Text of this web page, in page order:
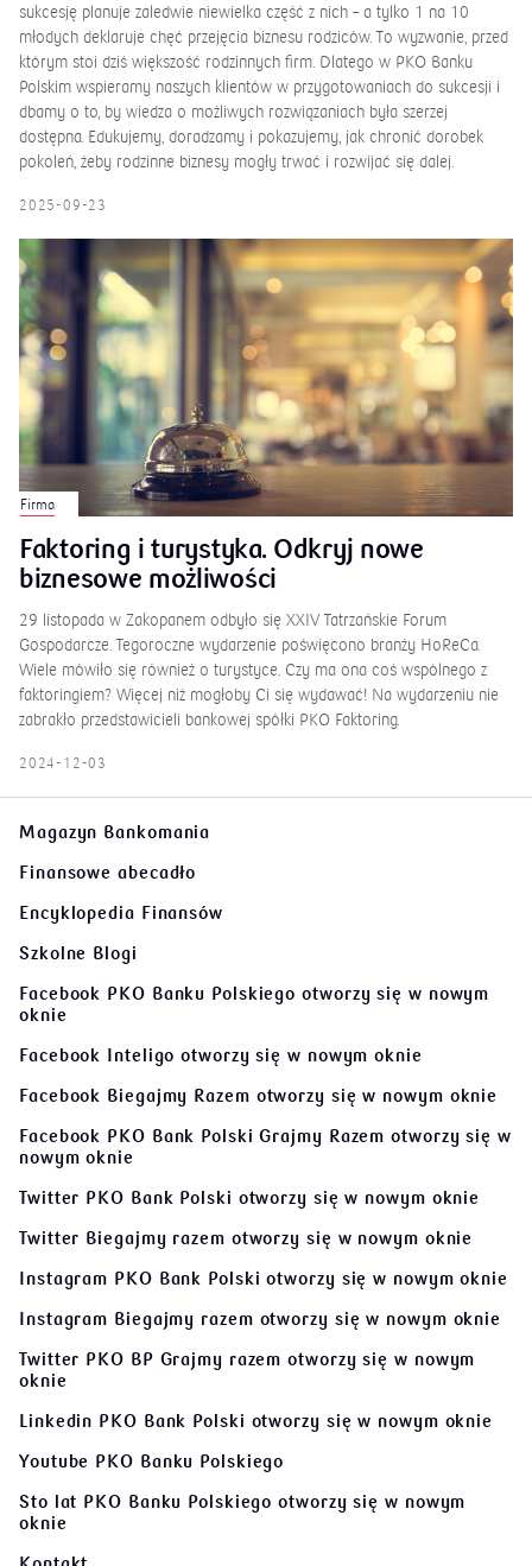
sukcesję planuje zaledwie niewielka część z nich – a tylko 1 na 10
młodych deklaruje chęć przejęcia biznesu rodziców. To wyzwanie, przed
którym stoi dziś większość rodzinnych firm. Dlatego w PKO Banku
Polskim wspieramy naszych klientów w przygotowaniach do sukcesji i
dbamy o to, by wiedza o możliwych rozwiązaniach była szerzej
dostępna. Edukujemy, doradzamy i pokazujemy, jak chronić dorobek
pokoleń, żeby rodzinne biznesy mogły trwać i rozwijać się dalej.
2025-09-23
Firma
Faktoring i turystyka. Odkryj nowe
biznesowe możliwości
29 listopada w Zakopanem odbyło się XXIV Tatrzańskie Forum
Gospodarcze. Tegoroczne wydarzenie poświęcono branży HoReCa.
Wiele mówiło się również o turystyce. Czy ma ona coś wspólnego z
faktoringiem? Więcej niż mogłoby Ci się wydawać! Na wydarzeniu nie
zabrakło przedstawicieli bankowej spółki PKO Faktoring.
2024-12-03
Magazyn Bankomania
Finansowe abecadło
Encyklopedia Finansów
Szkolne Blogi
Facebook PKO Banku Polskiego otworzy się w nowym
oknie
Facebook Inteligo otworzy się w nowym oknie
Facebook Biegajmy Razem otworzy się w nowym oknie
Facebook PKO Bank Polski Grajmy Razemotworzy się w
nowym oknie
Twitter PKO Bank Polski otworzy się w nowym oknie
Twitter Biegajmy razem otworzy się w nowym oknie
Instagram PKO Bank Polski otworzy się w nowym oknie
Instagram Biegajmy razem otworzy się w nowym oknie
Twitter PKO BP Grajmy razem otworzy się w nowym
oknie
Linkedin PKO Bank Polski otworzy się w nowym oknie
Youtube PKO Banku Polskiego
Sto lat PKO Banku Polskiego otworzy się w nowym
oknie